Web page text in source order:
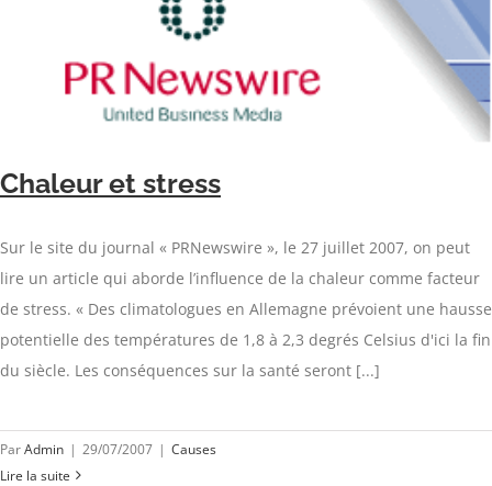
Chaleur et stress
Sur le site du journal « PRNewswire », le 27 juillet 2007, on peut
lire un article qui aborde l’influence de la chaleur comme facteur
de stress. « Des climatologues en Allemagne prévoient une hausse
potentielle des températures de 1,8 à 2,3 degrés Celsius d'ici la fin
du siècle. Les conséquences sur la santé seront [...]
ParAdmin | 29/07/2007 | Causes
Lire la suite